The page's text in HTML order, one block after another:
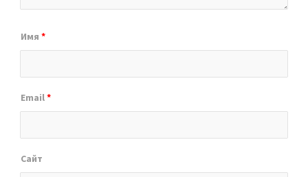
Имя *
Email*
Сайт